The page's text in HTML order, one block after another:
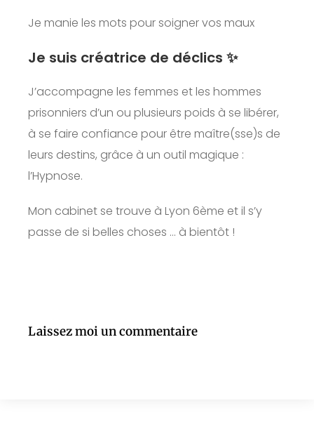
Je manie les mots pour soigner vos maux
Je suis créatrice de déclics ✨
J’accompagne les femmes et les hommes
prisonniers d’un ou plusieurs poids à se libérer,
à se faire confiance pour être maître(sse)s de
leurs destins, grâce à un outil magique :
l’Hypnose.
Mon cabinet se trouve à Lyon 6ème et il s’y
passe de si belles choses … à bientôt !
Laissez moi un commentaire